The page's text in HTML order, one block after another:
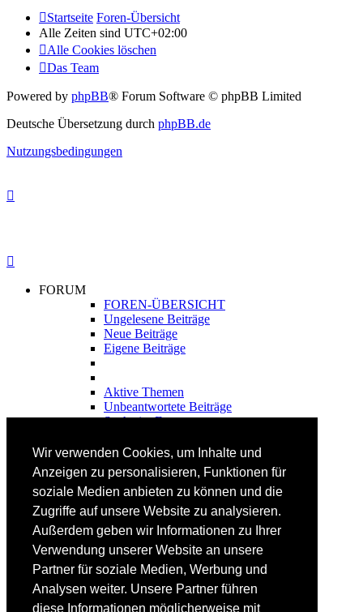
Wir verwenden Cookies, um Inhalte und
Anzeigen zu personalisieren, Funktionen für
soziale Medien anbieten zu können und die
Zugriffe auf unsere Website zu analysieren.
Außerdem geben wir Informationen zu Ihrer
Verwendung unserer Website an unsere
Partner für soziale Medien, Werbung und
Analysen weiter. Unsere Partner führen
diese Informationen möglicherweise mit
Startseite Foren-Übersicht
Alle Zeiten sind UTC+02:00
Alle Cookies löschen
Das Team
Powered by phpBB® Forum Software © phpBB Limited
Deutsche Übersetzung durch phpBB.de
Nutzungsbedingungen
FORUM
FOREN-ÜBERSICHT
Ungelesene Beiträge
Neue Beiträge
Eigene Beiträge
Aktive Themen
Unbeantwortete Beiträge
Suche im Forum
FAHRTECHNIK
Fortgeschrittene
Lehrplan
Videoanalyse
SKI
SKITEST
Ski-FAQ
Tipps Ski-Kauf
Ski-Typen